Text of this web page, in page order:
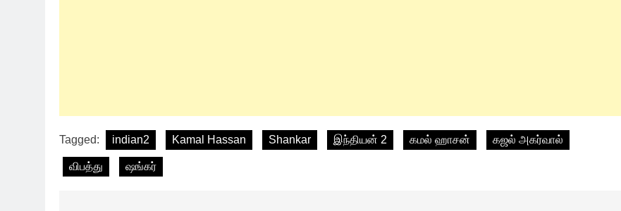
Tagged: indian2 Kamal Hassan Shankar இந்தியன் 2 கமல் ஹாசன் கஜல் அகர்வால்
விபத்து ஷங்கர்